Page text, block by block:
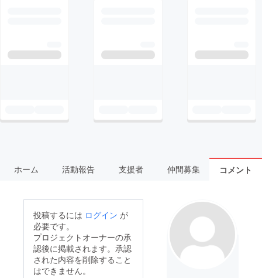
ホーム 活動報告 支援者 仲間募集 コメント
投稿するには ログイン が
必要です。
プロジェクトオーナーの承
認後に掲載されます。承認
された内容を削除すること
はできません。